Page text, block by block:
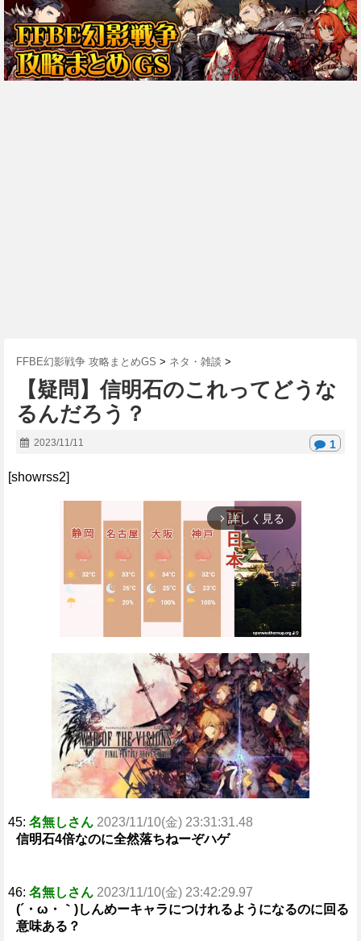
FFBE幻影戦争 攻略まとめGS > ネタ・雑談 >
【疑問】信明石のこれってどうな
るんだろう？
2023/11/11 1
[showrss2]
arrow_forward_ios 詳しく見る
M
u
t
e
45: 名無しさん 2023/11/10(金) 23:31:31.48
信明石4倍なのに全然落ちねーぞハゲ
46: 名無しさん 2023/11/10(金) 23:42:29.97
(´・ω・｀)しんめーキャラにつけれるようになるのに回る
意味ある？